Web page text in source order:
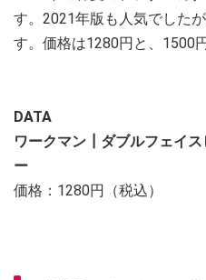
す。2021年版も人気でした
す。価格は1280円と、1500
DATA
ワークマン┃ダブルフェイ
ー
価格：1280円（税込）